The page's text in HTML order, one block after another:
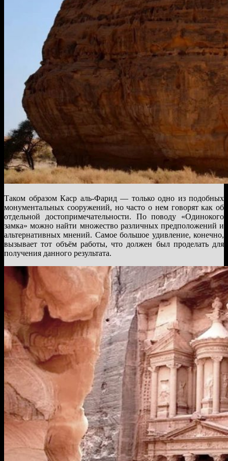
Таком образом Каср аль-Фарид — только одно из подобных
монументальных сооружений, но часто о нем говорят как об
отдельной достопримечательности. По поводу «Одинокого
замка» можно найти множество различных предположений и
альтернативных мнений. Самое большое удивление, конечно,
вызывает тот объём работы, что должен был проделать для
получения данного результата.